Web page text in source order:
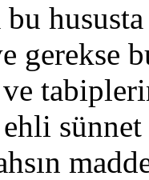
bu
gerekse
sünnet